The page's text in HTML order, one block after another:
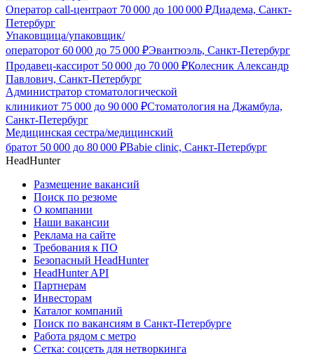
Оператор call-центраот 70 000 до 100 000 ₽Диадема, Санкт-
Петербург
Упаковщица/упаковщик/
операторот 60 000 до 75 000 ₽Эвантюэль, Санкт-Петербург
Продавец-кассирот 50 000 до 70 000 ₽Колесник Александр
Павлович, Санкт-Петербург
Администратор стоматологической
клиникиот 75 000 до 90 000 ₽Стоматология на Джамбула,
Санкт-Петербург
Медицинская сестра/медицинский
братот 50 000 до 80 000 ₽Babie clinic, Санкт-Петербург
HeadHunter
Размещение вакансий
Поиск по резюме
О компании
Наши вакансии
Реклама на сайте
Требования к ПО
Безопасный HeadHunter
HeadHunter API
Партнерам
Инвесторам
Каталог компаний
Поиск по вакансиям в Санкт-Петербурге
Работа рядом с метро
Сетка: соцсеть для нетворкинга